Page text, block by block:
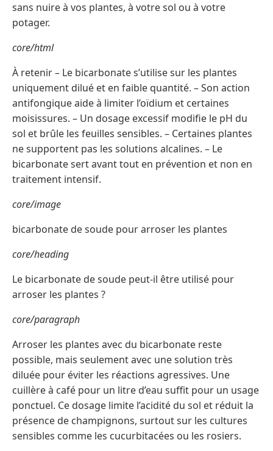
sans nuire à vos plantes, à votre sol ou à votre
potager.
core/html
À retenir – Le bicarbonate s’utilise sur les plantes
uniquement dilué et en faible quantité. – Son action
antifongique aide à limiter l’oïdium et certaines
moisissures. – Un dosage excessif modifie le pH du
sol et brûle les feuilles sensibles. – Certaines plantes
ne supportent pas les solutions alcalines. – Le
bicarbonate sert avant tout en prévention et non en
traitement intensif.
core/image
bicarbonate de soude pour arroser les plantes
core/heading
Le bicarbonate de soude peut-il être utilisé pour
arroser les plantes ?
core/paragraph
Arroser les plantes avec du bicarbonate reste
possible, mais seulement avec une solution très
diluée pour éviter les réactions agressives. Une
cuillère à café pour un litre d’eau suffit pour un usage
ponctuel. Ce dosage limite l’acidité du sol et réduit la
présence de champignons, surtout sur les cultures
sensibles comme les cucurbitacées ou les rosiers.